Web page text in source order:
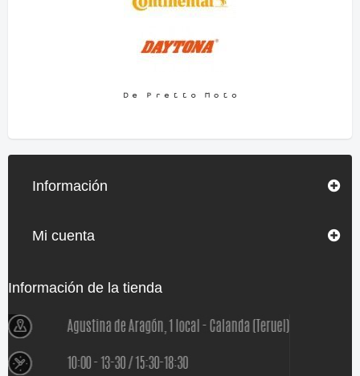
Información
Mi cuenta
Información de la tienda